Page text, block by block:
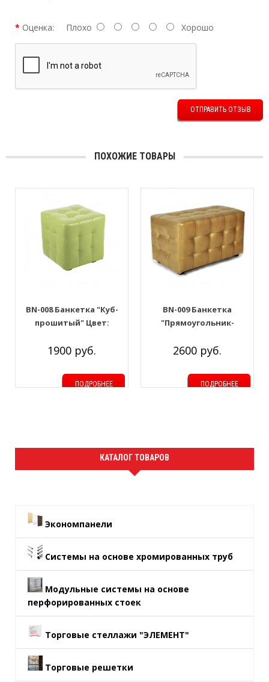
Оценка: Плохо Хорошо
ОТПРАВИТЬ ОТЗЫВ
ПОХОЖИЕ ТОВАРЫ
BN-008 Банкетка "Куб-
прошитый" Цвет:
1900 руб.
ПОДРОБНЕЕ
BN-009 Банкетка
"Прямоугольник-
2600 руб.
ПОДРОБНЕЕ
КАТАЛОГ ТОВАРОВ
Экономпанели
Системы на основе хромированных труб
Модульные системы на основе
перфорированных стоек
Торговые стеллажи "ЭЛЕМЕНТ"
Торговые решетки